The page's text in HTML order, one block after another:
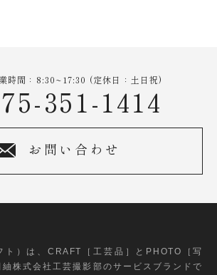
時間：8:30~17:30 (定休日：土日祝)
351-1414
お問い合わせ
ト）は、CRAFT［工芸品］とPHOTO［写
株式会社工芸撮影部のサービスブランドで